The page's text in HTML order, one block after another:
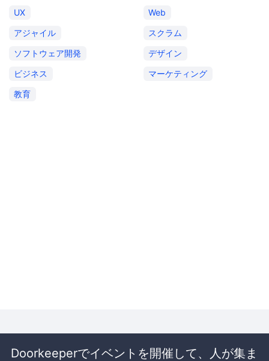
UX
Web
アジャイル
スクラム
ソフトウェア開発
デザイン
ビジネス
マーケティング
教育
Doorkeeperでイベントを開催して、人が集ま